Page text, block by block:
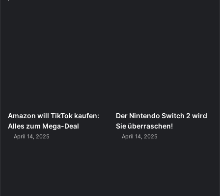
Amazon will TikTok kaufen:
Alles zum Mega-Deal
April 14, 2025
Der Nintendo Switch 2 wird
Sie überraschen!
April 14, 2025